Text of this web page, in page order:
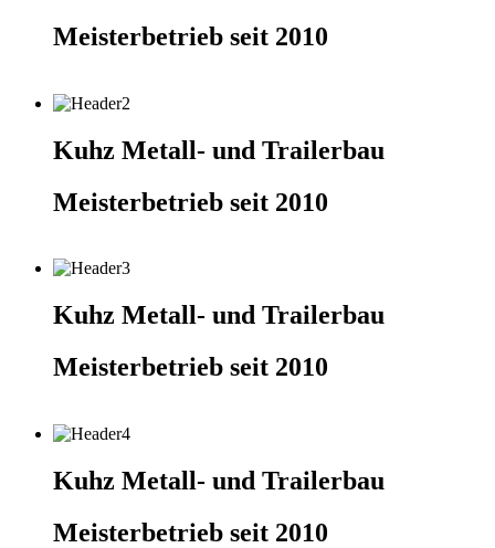
Meisterbetrieb seit 2010
Kuhz Metall- und Trailerbau
Meisterbetrieb seit 2010
Kuhz Metall- und Trailerbau
Meisterbetrieb seit 2010
Kuhz Metall- und Trailerbau
Meisterbetrieb seit 2010